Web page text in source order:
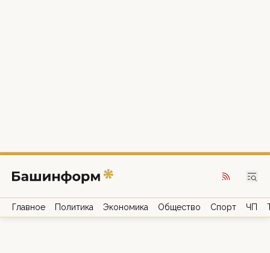
Главное Политика Экономика Общество Спорт ЧП